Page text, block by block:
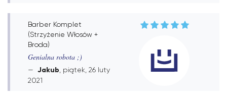
Barber Komplet
(Strzyżenie Włosów +
Broda)
Genialna robota ;)
Jakub , piątek, 26 luty
2021